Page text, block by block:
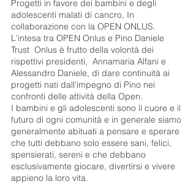
Progetti in favore dei bambini e degli
adolescenti malati di cancro, In
collaborazione con la OPEN ONLUS.
L'intesa tra OPEN Onlus e Pino Daniele
Trust Onlus è frutto della volontà dei
rispettivi presidenti, Annamaria Alfani e
Alessandro Daniele, di dare continuità ai
progetti nati dall'impegno di Pino nei
confronti delle attività della Open.
I bambini e gli adolescenti sono il cuore e il
futuro di ogni comunità e in generale siamo
generalmente abituati a pensare e sperare
che tutti debbano solo essere sani, felici,
spensierati, sereni e che debbano
esclusivamente giocare, divertirsi e vivere
appieno la loro vita.